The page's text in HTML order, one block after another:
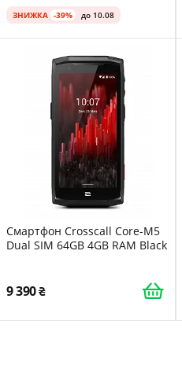
ЗНИЖКА -39% до 10.08
Смартфон Crosscall Core-M5
Dual SIM 64GB 4GB RAM Black
9 390